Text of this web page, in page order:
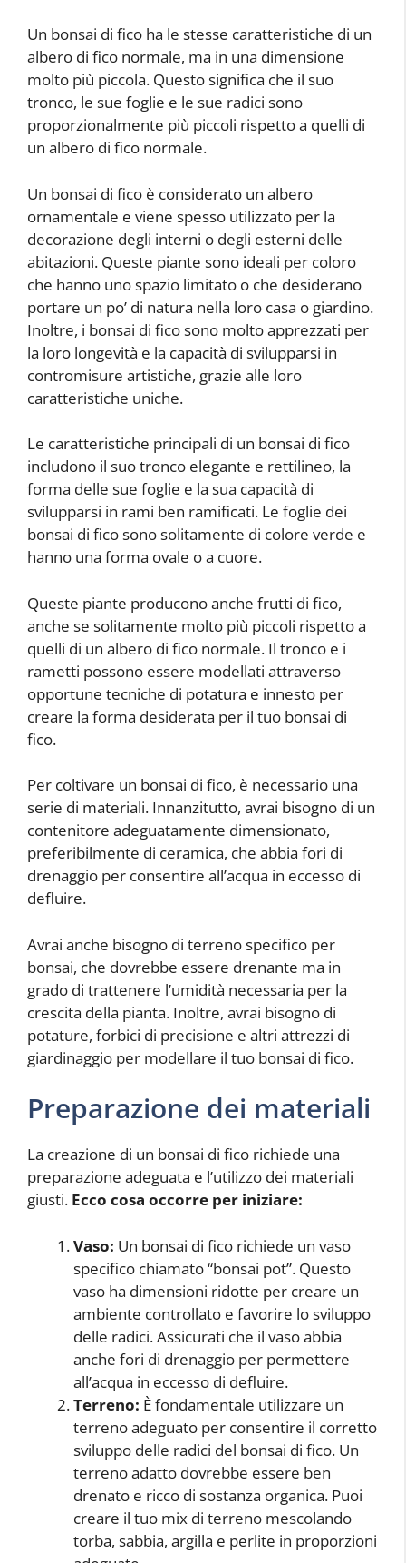
Un bonsai di fico ha le stesse caratteristiche di un
albero di fico normale, ma in una dimensione
molto più piccola. Questo significa che il suo
tronco, le sue foglie e le sue radici sono
proporzionalmente più piccoli rispetto a quelli di
un albero di fico normale.
Un bonsai di fico è considerato un albero
ornamentale e viene spesso utilizzato per la
decorazione degli interni o degli esterni delle
abitazioni. Queste piante sono ideali per coloro
che hanno uno spazio limitato o che desiderano
portare un po’ di natura nella loro casa o giardino.
Inoltre, i bonsai di fico sono molto apprezzati per
la loro longevità e la capacità di svilupparsi in
contromisure artistiche, grazie alle loro
caratteristiche uniche.
Le caratteristiche principali di un bonsai di fico
includono il suo tronco elegante e rettilineo, la
forma delle sue foglie e la sua capacità di
svilupparsi in rami ben ramificati. Le foglie dei
bonsai di fico sono solitamente di colore verde e
hanno una forma ovale o a cuore.
Queste piante producono anche frutti di fico,
anche se solitamente molto più piccoli rispetto a
quelli di un albero di fico normale. Il tronco e i
rametti possono essere modellati attraverso
opportune tecniche di potatura e innesto per
creare la forma desiderata per il tuo bonsai di
fico.
Per coltivare un bonsai di fico, è necessario una
serie di materiali. Innanzitutto, avrai bisogno di un
contenitore adeguatamente dimensionato,
preferibilmente di ceramica, che abbia fori di
drenaggio per consentire all’acqua in eccesso di
defluire.
Avrai anche bisogno di terreno specifico per
bonsai, che dovrebbe essere drenante ma in
grado di trattenere l’umidità necessaria per la
crescita della pianta. Inoltre, avrai bisogno di
potature, forbici di precisione e altri attrezzi di
giardinaggio per modellare il tuo bonsai di fico.
Preparazione dei materiali
La creazione di un bonsai di fico richiede una
preparazione adeguata e l’utilizzo dei materiali
giusti. Ecco cosa occorre per iniziare:
Vaso: Un bonsai di fico richiede un vaso
specifico chiamato “bonsai pot”. Questo
vaso ha dimensioni ridotte per creare un
ambiente controllato e favorire lo sviluppo
delle radici. Assicurati che il vaso abbia
anche fori di drenaggio per permettere
all’acqua in eccesso di defluire.
Terreno: È fondamentale utilizzare un
terreno adeguato per consentire il corretto
sviluppo delle radici del bonsai di fico. Un
terreno adatto dovrebbe essere ben
drenato e ricco di sostanza organica. Puoi
creare il tuo mix di terreno mescolando
torba, sabbia, argilla e perlite in proporzioni